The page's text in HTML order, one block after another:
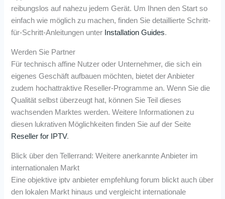
reibungslos auf nahezu jedem Gerät. Um Ihnen den Start so
einfach wie möglich zu machen, finden Sie detaillierte Schritt-
für-Schritt-Anleitungen unter Installation Guides.
Werden Sie Partner
Für technisch affine Nutzer oder Unternehmer, die sich ein
eigenes Geschäft aufbauen möchten, bietet der Anbieter
zudem hochattraktive Reseller-Programme an. Wenn Sie die
Qualität selbst überzeugt hat, können Sie Teil dieses
wachsenden Marktes werden. Weitere Informationen zu
diesen lukrativen Möglichkeiten finden Sie auf der Seite
Reseller for IPTV.
Blick über den Tellerrand: Weitere anerkannte Anbieter im
internationalen Markt
Eine objektive iptv anbieter empfehlung forum blickt auch über
den lokalen Markt hinaus und vergleicht internationale